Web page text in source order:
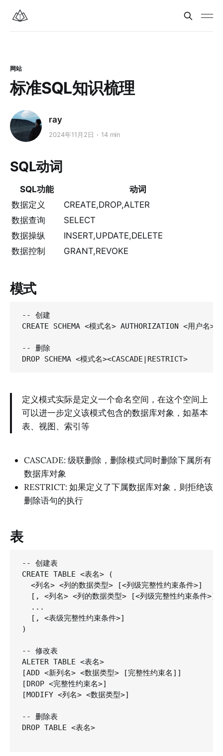
网站
标准SQL知识梳理
ray
2024年11月2日 14 min
SQL动词
SQL功能
动词
数据定义
CREATE,DROP,ALTER
数据查询
SELECT
数据操纵
INSERT,UPDATE,DELETE
数据控制
GRANT,REVOKE
模式
-- 创建
CREATE SCHEMA <模式名> AUTHORIZATION <用户名>
-- 删除
定义模式实际是定义一个命名空间，在这个空间上
可以进一步定义该模式包含的数据库对象，如基本
表、视图、索引等
CASCADE: 级联删除，删除模式同时删除下属所有
数据库对象
RESTRICT: 如果定义了下属数据库对象，则拒绝该
删除语句的执行
表
-- 创建表
CREATE TABLE <表名> (
  <列名> <列的数据类型> [<列级完整性约束条件>]
  [, <列名> <列的数据类型> [<列级完整性约束条件>]]
  ...
  [, <表级完整性约束条件>]
)
-- 修改表
ALETER TABLE <表名>
[ADD <新列名> <数据类型> [完整性约束名]]
[DROP <完整性约束名>]
[MODIFY <列名> <数据类型>]
-- 删除表
DROP TABLE <表名>